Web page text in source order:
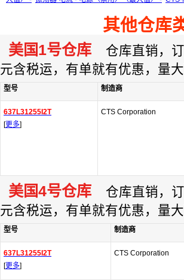
其他仓库
美国1号仓库 仓库直销，订
元含税运，有单就有优惠，量
型号 制造商
637L31255I2T
[更多]
CTS Corporation
美国4号仓库 仓库直销，订
元含税运，有单就有优惠，量
型号 制造商
637L31255I2T
[更多]
CTS Corporation